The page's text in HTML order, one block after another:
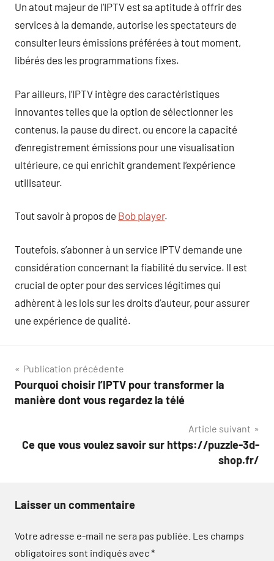
Un atout majeur de l’IPTV est sa aptitude à offrir des
services à la demande, autorise les spectateurs de
consulter leurs émissions préférées à tout moment,
libérés des les programmations fixes.
Par ailleurs, l’IPTV intègre des caractéristiques
innovantes telles que la option de sélectionner les
contenus, la pause du direct, ou encore la capacité
d’enregistrement émissions pour une visualisation
ultérieure, ce qui enrichit grandement l’expérience
utilisateur.
Tout savoir à propos de Bob player.
Toutefois, s’abonner à un service IPTV demande une
considération concernant la fiabilité du service. Il est
crucial de opter pour des services légitimes qui
adhèrent à les lois sur les droits d’auteur, pour assurer
une expérience de qualité.
Navigation
de
Publication précédente
Pourquoi choisir l’IPTV pour transformer la
manière dont vous regardez la télé
Article suivant
Ce que vous voulez savoir sur https://puzzle-3d-
shop.fr/
Laisser un commentaire
Votre adresse e-mail ne sera pas publiée. Les champs
obligatoires sont indiqués avec*